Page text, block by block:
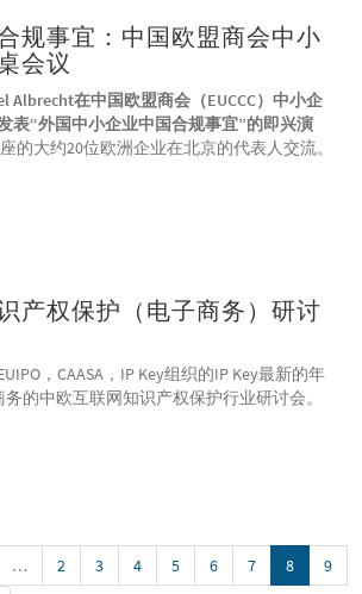
规事宜：中国欧盟商会中小
会议
Albrecht在中国欧盟商会（EUCCC）中小企
表“外国中小企业中国合规事宜”的即兴演
的大约20位欧洲企业在北京的代表人交流。
企业在华合规事宜：中国欧盟商会中小企业总经
产权保护（电子商务）研讨
，CAASA，IP Key组织的IP Key最新的年
的中欧互联网知识产权保护行业研讨会。
互联网知识产权保护（电子商务）研讨会
… 2 3 4 5 6 7 8
9